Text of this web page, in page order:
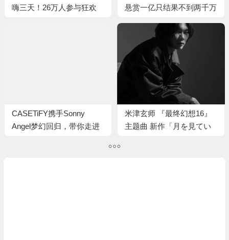
嗨三天！26万人参与狂欢
悬赏一亿只结果不到两千万
CASETiFY携手Sonny
Angel梦幻回归，带你走进
米津玄师 『最终幻想16』
主题曲 新作「月を見てい